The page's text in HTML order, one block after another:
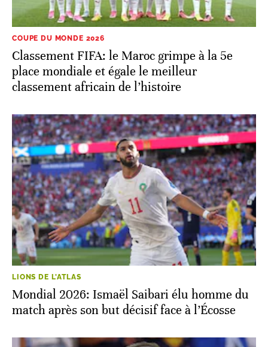
COUPE DU MONDE 2026
Classement FIFA: le Maroc grimpe à la 5e
place mondiale et égale le meilleur
classement africain de l’histoire
LIONS DE L'ATLAS
Mondial 2026: Ismaël Saibari élu homme du
match après son but décisif face à l’Écosse